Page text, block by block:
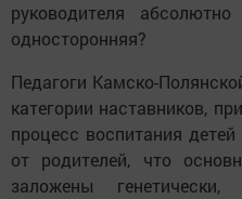
руководителя
односторонняя?
Педагоги Камско-
категории наставников,
процесс воспитания
от родителей, что
заложены